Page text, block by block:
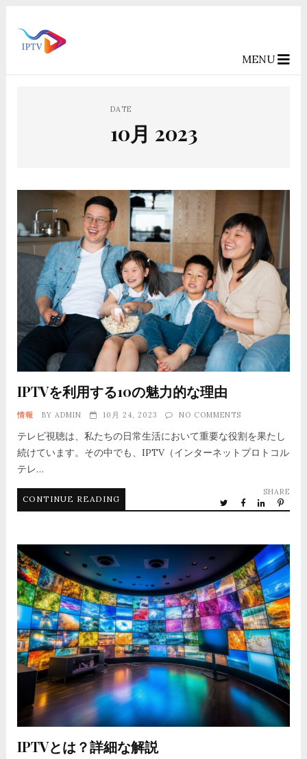
MENU
DATE
10月 2023
IPTVを利用する10の魅力的な理由
情報 BY ADMIN 10月 24, 2023 NO COMMENTS
テレビ視聴は、私たちの日常生活において重要な役割を果たし
続けています。その中でも、IPTV（インターネットプロトコル
テレ…
CONTINUE READING
SHARE
IPTVとは？詳細な解説